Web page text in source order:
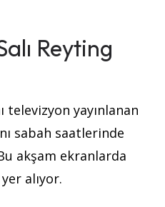
Reyting
televizyon yayınlanan
sabah saatlerinde
akşam ekranlarda
alıyor.